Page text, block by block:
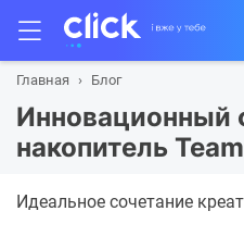
Главная Блог
Инновационный
накопитель
Идеальное сочетание